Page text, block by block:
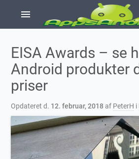
menu
EISA Awards – se
Android produkter
priser
Opdateret d. 12. februar, 2018 af PeterH i